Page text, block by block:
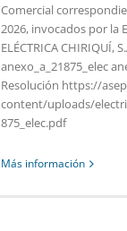
Comercial
2026, invocados por la
ELÉCTRICA CHIRIQUÍ,
anexo_a_21875_elec
Resolución https://
content/uploads/
875_elec.pdf
Más información